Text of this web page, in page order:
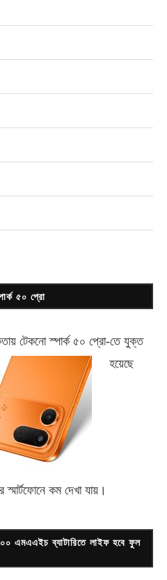
৫০ প্রো
টেকনোস্পার্ক ৫০ প্রো-তে যুক্ত
হয়েছে
কম দেখা যায়।
এমএএইচ ব্যাটারিতে লাইফ হবে ফুল